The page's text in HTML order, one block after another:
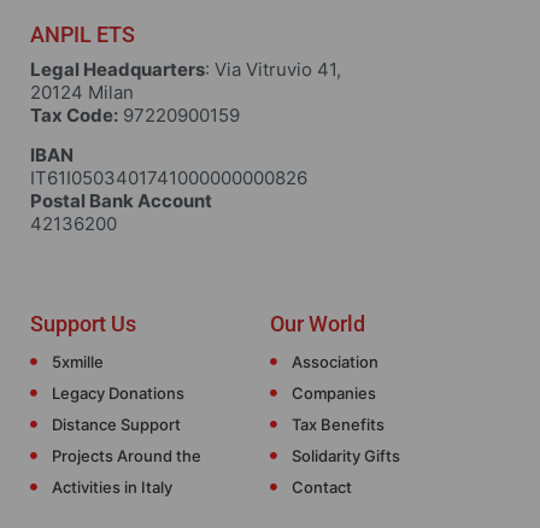
ANPIL ETS
Legal Headquarters: Via Vitruvio 41,
20124 Milan
Tax Code: 97220900159
IBAN
IT61I0503401741000000000826
Postal Bank Account
42136200
Support Us
5xmille
Legacy Donations
Distance Support
Projects Around the
Activities in Italy
Our World
Association
Companies
Tax Benefits
Solidarity Gifts
Contact